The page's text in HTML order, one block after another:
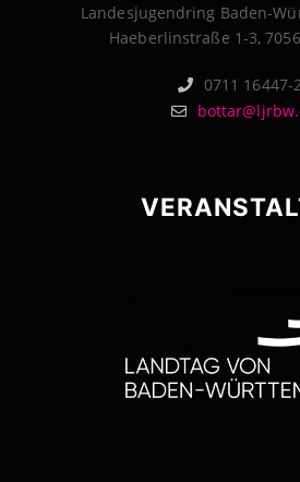
Landesjugendring Baden-
Haeberlinstraße 1-3,
0711 16447-